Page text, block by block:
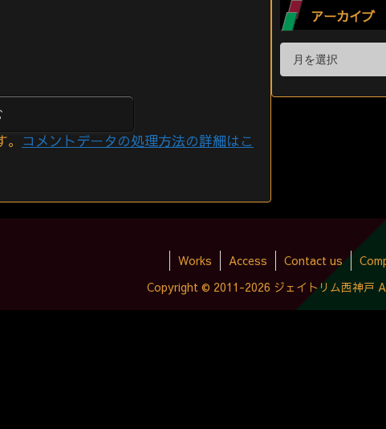
コメントデータの処理方法の詳細はこ
アーカイブ
Works Access Contact us
Copyright © 2011-2026 ジェイトリム西神戸